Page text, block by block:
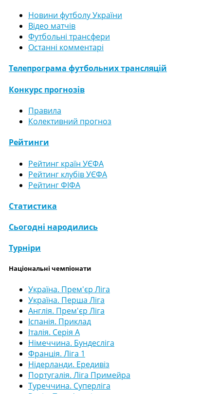
Новини футболу України
Відео матчів
Футбольні трансфери
Останні комментарі
Телепрограма футбольних трансляцій
Конкурс прогнозів
Правила
Колективний прогноз
Рейтинги
Рейтинг країн УЄФА
Рейтинг клубів УЄФА
Рейтинг ФІФА
Статистика
Сьогодні народились
Турніри
Національні чемпіонати
Україна. Прем'єр Ліга
Україна. Перша Ліга
Англія. Прем'єр Ліга
Іспанія. Приклад
Італія. Серія А
Німеччина. Бундесліга
Франція. Ліга 1
Нідерланди. Ередивіз
Португалія. Ліга Примейра
Туреччина. Суперліга